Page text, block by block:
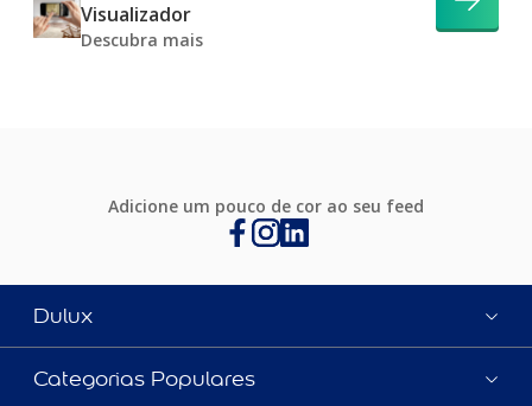
Visualizador
Descubra mais
Adicione um pouco de cor ao seu feed
Dulux
Categorias Populares